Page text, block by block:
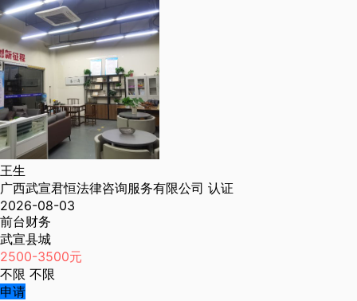
王生
广西武宣君恒法律咨询服务有限公司 认证
2026-08-03
前台财务
武宣县城
2500-3500元
不限 不限
申请